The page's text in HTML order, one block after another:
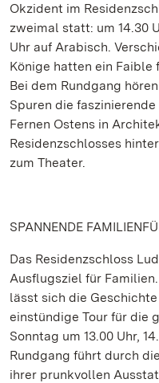
Okzident im
zweimal statt: um 14.30
Uhr auf Arabisch.
Könige hatten ein Faible
Bei dem Rundgang
Spuren die
Fernen Ostens in
Residenzschlosses
zum Theater.
SPANNENDE
Das Residenzschloss
Ausflugsziel für
lässt sich die
einstündige Tour für die
Sonntag um 13.00 Uhr,
Rundgang führt durch
ihrer prunkvollen